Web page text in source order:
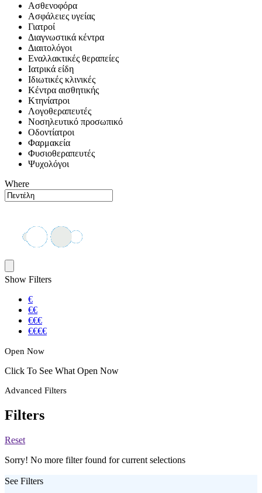
Ασθενοφόρα
Ασφάλειες υγείας
Γιατροί
Διαγνωστικά κέντρα
Διαιτολόγοι
Εναλλακτικές θεραπείες
Ιατρικά είδη
Ιδιωτικές κλινικές
Κέντρα αισθητικής
Κτηνίατροι
Λογοθεραπευτές
Νοσηλευτικό προσωπικό
Οδοντίατροι
Φαρμακεία
Φυσιοθεραπευτές
Ψυχολόγοι
Where
Show Filters
€
€€
€€€
€€€€
Open Now
Click To See What Open Now
Advanced Filters
Filters
Reset
Sorry! No more filter found for current selections
See Filters